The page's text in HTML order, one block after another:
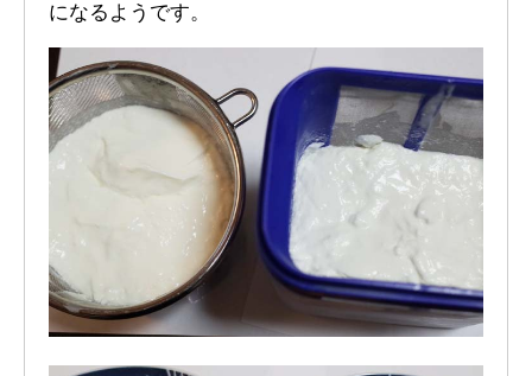
になるようです。